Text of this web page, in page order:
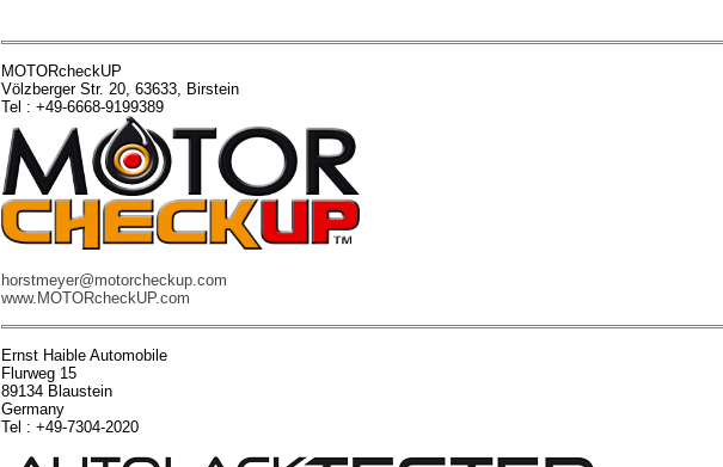
MOTORcheckUP
Völzberger Str. 20, 63633, Birstein
Tel : +49-6668-9199389
horstmeyer@motorcheckup.com
www.MOTORcheckUP.com
Ernst Haible Automobile
Flurweg 15
89134 Blaustein
Germany
Tel : +49-7304-2020